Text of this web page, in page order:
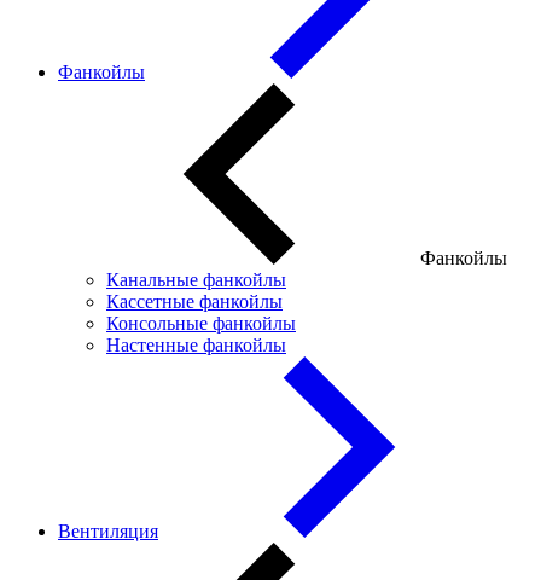
Фанкойлы
Фанкойлы
Канальные фанкойлы
Кассетные фанкойлы
Консольные фанкойлы
Настенные фанкойлы
Вентиляция